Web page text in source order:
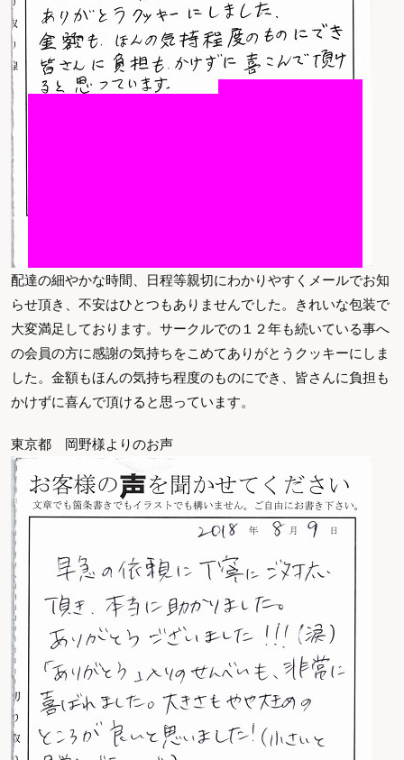
配達の細やかな時間、日程等親切にわかりやすくメールでお知
らせ頂き、不安はひとつもありませんでした。きれいな包装で
大変満足しております。サークルでの１２年も続いている事へ
の会員の方に感謝の気持ちをこめてありがとうクッキーにしま
した。金額もほんの気持ち程度のものにでき、皆さんに負担も
かけずに喜んで頂けると思っています。
東京都 岡野様よりのお声